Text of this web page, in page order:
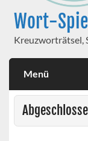
Wort-
Kreuzworträtsel,
Menü